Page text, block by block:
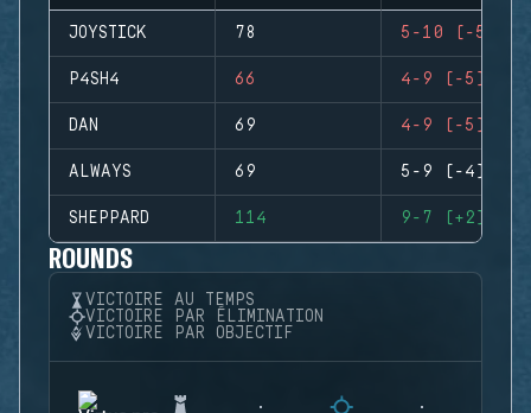
JOYSTICK 78 5-10 (-5)
P4SH4 66 4-9 (-5)
DAN 69 4-9 (-5)
ALWAYS 69 5-9 (-4)
SHEPPARD 114 9-7 (+2)
ROUNDS
VICTOIRE AU TEMPS
VICTOIRE PAR ÉLIMINATION
VICTOIRE PAR OBJECTIF